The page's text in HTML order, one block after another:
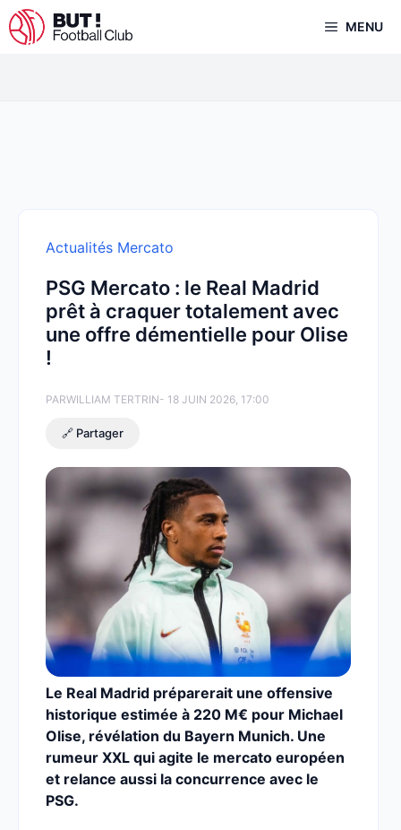
Aller
au
MENU
Actualités Mercato
PSG Mercato : le Real Madrid
prêt à craquer totalement avec
une offre démentielle pour Olise
!
PARWILLIAM TERTRIN- 18 JUIN 2026, 17:00
🔗 Partager
Le Real Madrid préparerait une offensive
historique estimée à 220 M€ pour Michael
Olise, révélation du Bayern Munich. Une
rumeur XXL qui agite le mercato européen
et relance aussi la concurrence avec le
PSG.